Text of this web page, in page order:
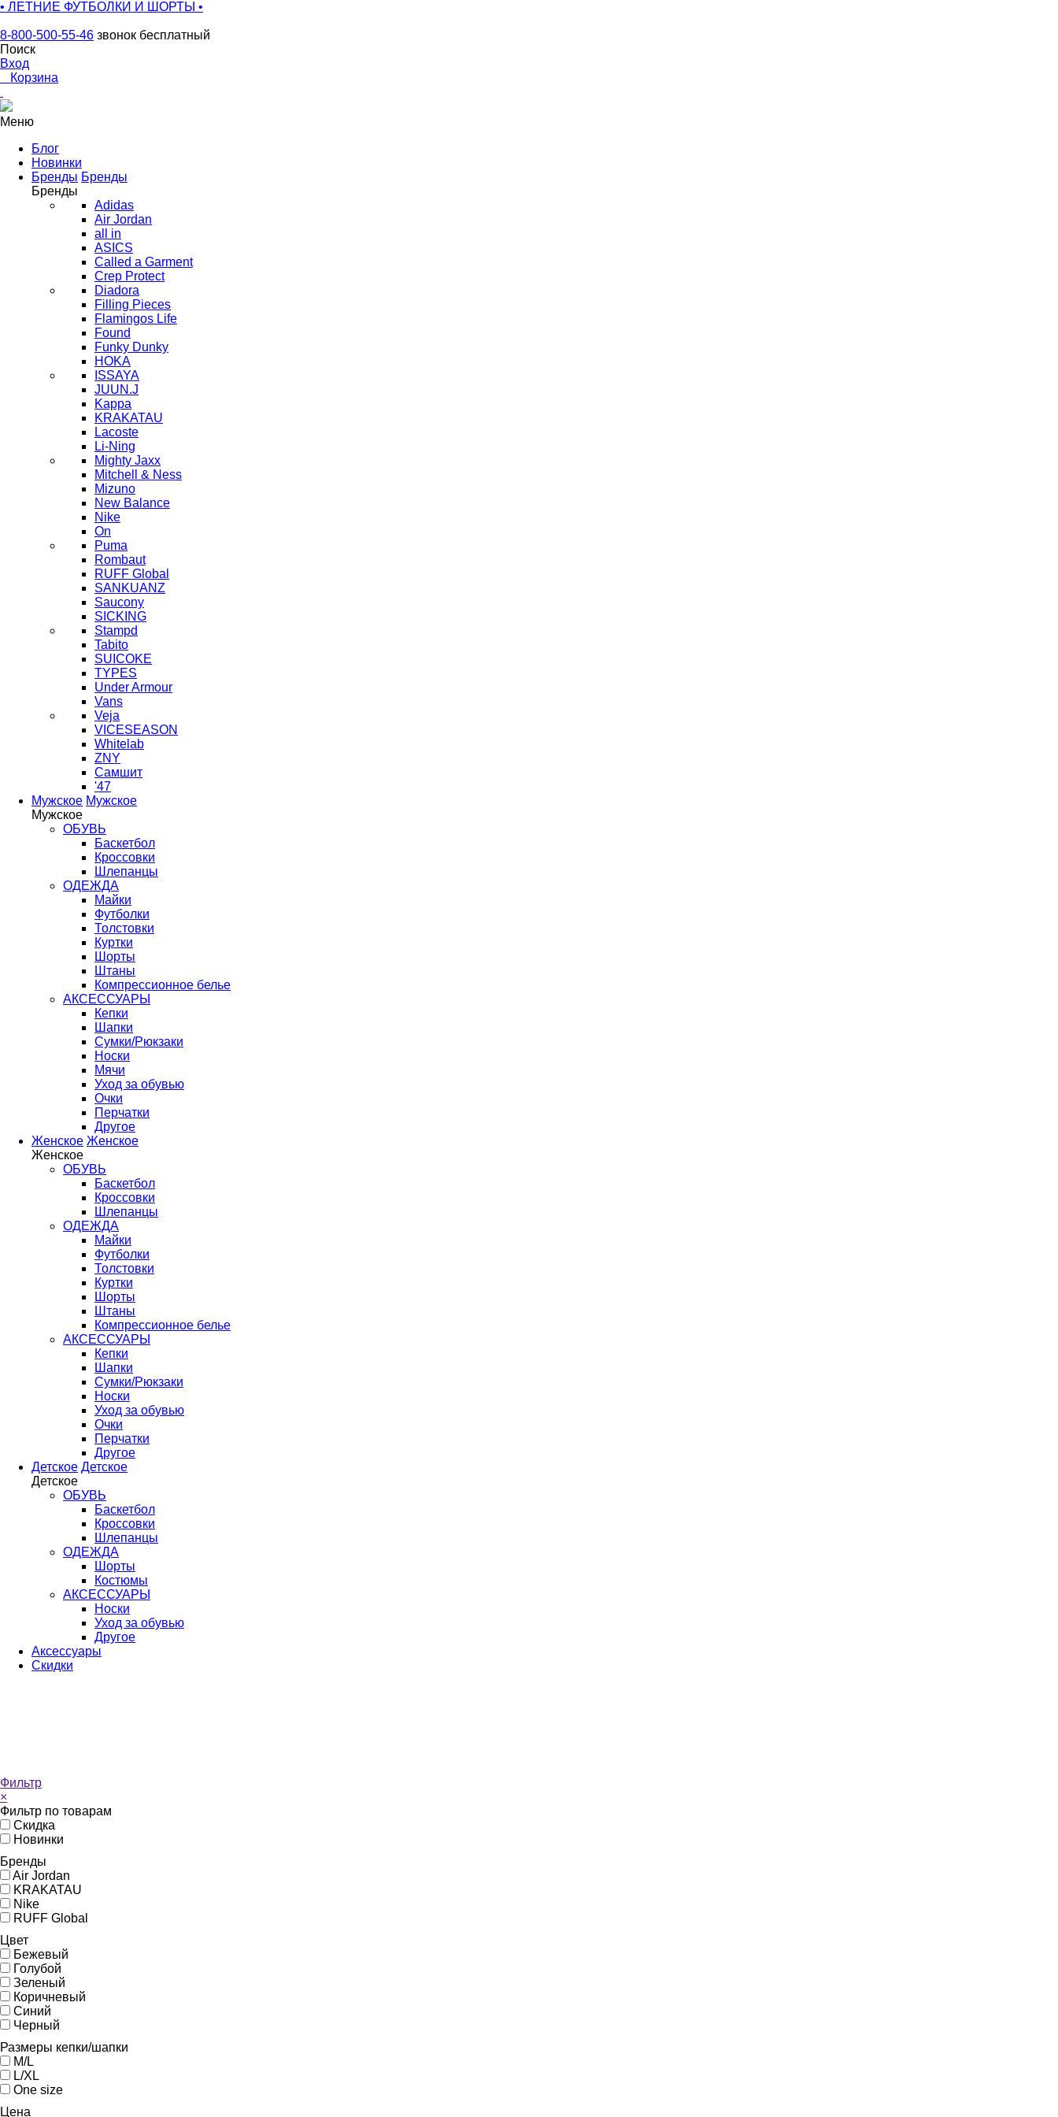
• ЛЕТНИЕ ФУТБОЛКИ И ШОРТЫ •
8-800-500-55-46 звонок бесплатный
Поиск
Вход
Корзина
Меню
Блог
Новинки
Бренды Бренды
Бренды
Adidas
Air Jordan
all in
ASICS
Called a Garment
Crep Protect
Diadora
Filling Pieces
Flamingos Life
Found
Funky Dunky
HOKA
ISSAYA
JUUN.J
Kappa
KRAKATAU
Lacoste
Li-Ning
Mighty Jaxx
Mitchell & Ness
Mizuno
New Balance
Nike
On
Puma
Rombaut
RUFF Global
SANKUANZ
Saucony
SICKING
Stampd
Tabito
SUICOKE
TYPES
Under Armour
Vans
Veja
VICESEASON
Whitelab
ZNY
Самшит
'47
Мужское Мужское
Мужское
ОБУВЬ
Баскетбол
Кроссовки
Шлепанцы
ОДЕЖДА
Майки
Футболки
Толстовки
Куртки
Шорты
Штаны
Компрессионное белье
АКСЕССУАРЫ
Кепки
Шапки
Сумки/Рюкзаки
Носки
Мячи
Уход за обувью
Очки
Перчатки
Другое
Женское Женское
Женское
ОБУВЬ
Баскетбол
Кроссовки
Шлепанцы
ОДЕЖДА
Майки
Футболки
Толстовки
Куртки
Шорты
Штаны
Компрессионное белье
АКСЕССУАРЫ
Кепки
Шапки
Сумки/Рюкзаки
Носки
Уход за обувью
Очки
Перчатки
Другое
Детское Детское
Детское
ОБУВЬ
Баскетбол
Кроссовки
Шлепанцы
ОДЕЖДА
Шорты
Костюмы
АКСЕССУАРЫ
Носки
Уход за обувью
Другое
Аксессуары
Скидки
Фильтр
×
Фильтр по товарам
Скидка
Новинки
Бренды
Air Jordan
KRAKATAU
Nike
RUFF Global
Цвет
Бежевый
Голубой
Зеленый
Коричневый
Синий
Черный
Размеры кепки/шапки
M/L
L/XL
One size
Цена